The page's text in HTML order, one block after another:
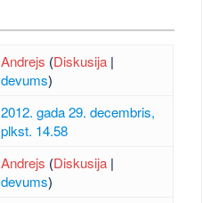
Andrejs (Diskusija|
devums)
2012. gada 29. decembris,
plkst. 14.58
Andrejs (Diskusija|
devums)